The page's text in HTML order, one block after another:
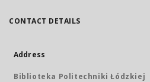
CONTACT DETAILS
Address
Biblioteka Politechniki Łódzkiej